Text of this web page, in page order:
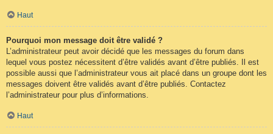
Haut
Pourquoi mon message doit être validé ?
L’administrateur peut avoir décidé que les messages du forum dans
lequel vous postez nécessitent d’être validés avant d’être publiés. Il est
possible aussi que l’administrateur vous ait placé dans un groupe dont les
messages doivent être validés avant d’être publiés. Contactez
l’administrateur pour plus d’informations.
Haut